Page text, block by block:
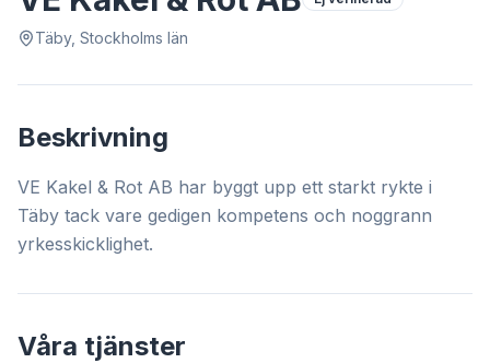
Täby, Stockholms län
Beskrivning
VE Kakel & Rot AB har byggt upp ett starkt rykte i
Täby tack vare gedigen kompetens och noggrann
yrkesskicklighet.
Våra tjänster